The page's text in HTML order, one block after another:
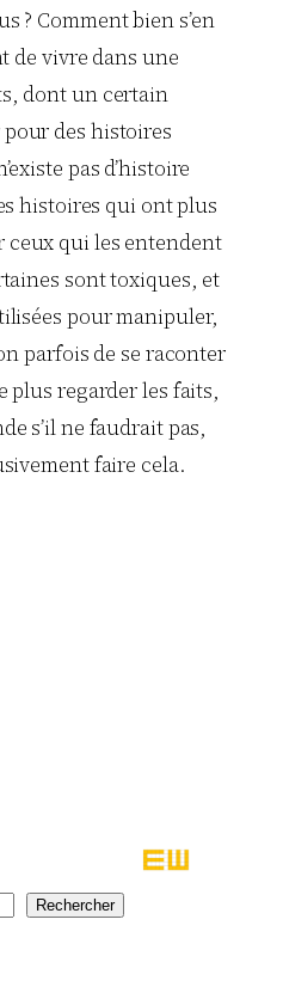
? Comment bien s’en
de vivre dans une
dont un certain
des histoires
pas d’histoire
histoires qui ont plus
ceux qui les entendent
sont toxiques, et
pour manipuler,
parfois de se raconter
plus regarder les faits,
s’il ne faudrait pas,
faire cela.
Rechercher